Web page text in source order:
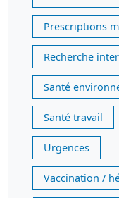
Prescriptions
Recherche
Santé
Santé travail
Urgences
Vaccination /